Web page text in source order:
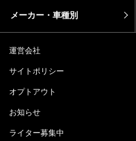
メーカー・車種別
運営会社
サイトポリシー
オプトアウト
お知らせ
ライター募集中